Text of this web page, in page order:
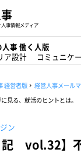
事情報メディア
人事 働く人版
ア設計
コミュニケ
経営者版 経営人事メール
見る、就活のヒントとは。
ン
記 vol.32】